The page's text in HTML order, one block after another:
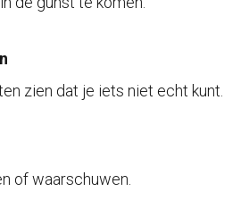
zien dat je iets niet echt kunt.
of waarschuwen.